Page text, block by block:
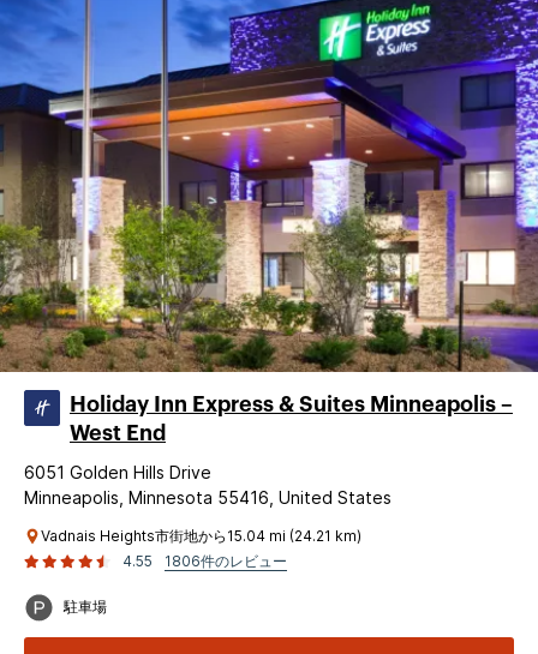
Holiday Inn Express & Suites Minneapolis –
West End
6051 Golden Hills Drive
Minneapolis, Minnesota 55416, United States
Vadnais Heights市街地から15.04 mi (24.21 km)
4.55
1806件のレビュー
駐車場